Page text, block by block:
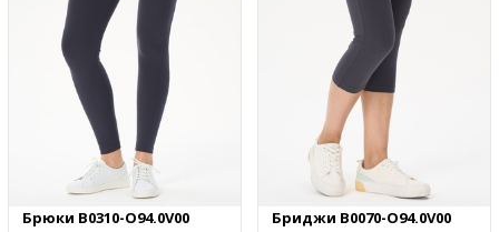
Брюки B0310-O94.0V00 Бриджи B0070-O94.0V00